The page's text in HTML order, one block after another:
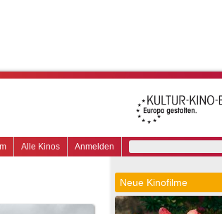
Anmelden
Alle Kinos
Neue Kinofilme